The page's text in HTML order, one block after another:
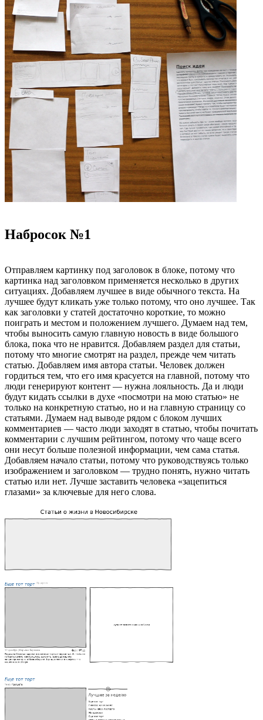
Набросок №1
Отправляем картинку под заголовок в блоке, потому что
картинка над заголовком применяется несколько в других
ситуациях. Добавляем лучшее в виде обычного текста. На
лучшее будут кликать уже только потому, что оно лучшее. Так
как заголовки у статей достаточно короткие, то можно
поиграть и местом и положением лучшего. Думаем над тем,
чтобы выносить самую главную новость в виде большого
блока, пока что не нравится. Добавляем раздел для статьи,
потому что многие смотрят на раздел, прежде чем читать
статью. Добавляем имя автора статьи. Человек должен
гордиться тем, что его имя красуется на главной, потому что
люди генерируют контент — нужна лояльность. Да и люди
будут кидать ссылки в духе «посмотри на мою статью» не
только на конкретную статью, но и на главную страницу со
статьями. Думаем над выводе рядом с блоком лучших
комментариев — часто люди заходят в статью, чтобы почитать
комментарии с лучшим рейтингом, потому что чаще всего
они несут больше полезной информации, чем сама статья.
Добавляем начало статьи, потому что руководствуясь только
изображением и заголовком — трудно понять, нужно читать
статью или нет. Лучше заставить человека «зацепиться
глазами» за ключевые для него слова.